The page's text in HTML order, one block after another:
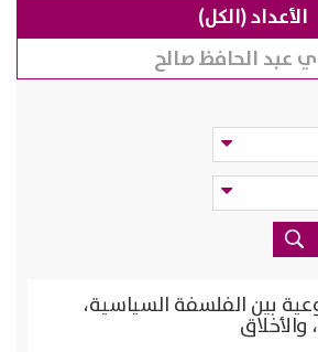
الأعداد (الكل)
عبد الحافظ صالح
بين الفلسفة السياسية،